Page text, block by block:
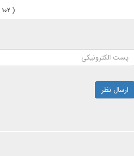
(
ارسال نظر